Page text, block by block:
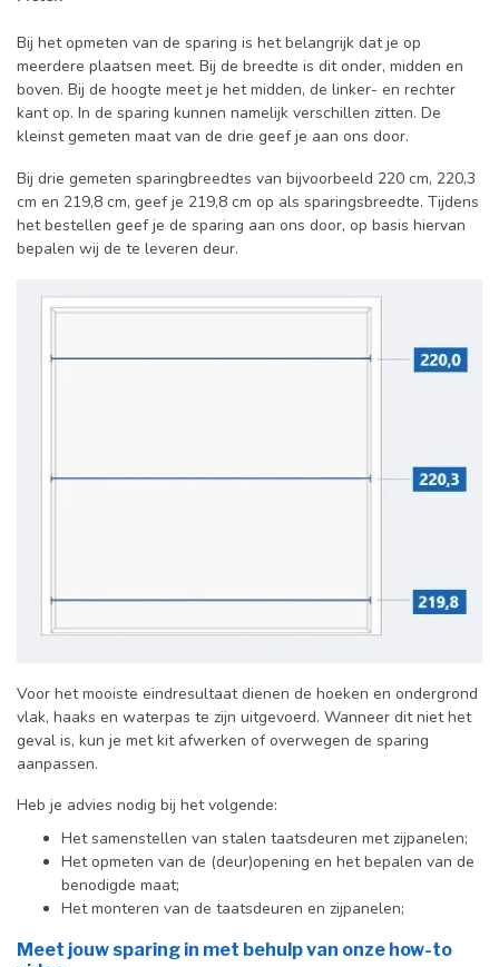
Bij het opmeten van de sparing is het belangrijk dat je op
meerdere plaatsen meet. Bij de breedte is dit onder, midden en
boven. Bij de hoogte meet je het midden, de linker- en rechter
kant op. In de sparing kunnen namelijk verschillen zitten. De
kleinst gemeten maat van de drie geef je aan ons door.
Bij drie gemeten sparingbreedtes van bijvoorbeeld 220 cm, 220,3
cm en 219,8 cm, geef je 219,8 cm op als sparingsbreedte. Tijdens
het bestellen geef je de sparing aan ons door, op basis hiervan
bepalen wij de te leveren deur.
Voor het mooiste eindresultaat dienen de hoeken en ondergrond
vlak, haaks en waterpas te zijn uitgevoerd. Wanneer dit niet het
geval is, kun je met kit afwerken of overwegen de sparing
aanpassen.
Heb je advies nodig bij het volgende:
Het samenstellen van stalen taatsdeuren met zijpanelen;
Het opmeten van de (deur)opening en het bepalen van de
benodigde maat;
Het monteren van de taatsdeuren en zijpanelen;
Meet jouw sparing in met behulp van onze how-to